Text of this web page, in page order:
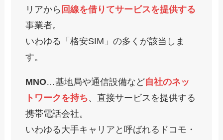
リアから 回線を借りてサービスを提供する
事業者。
いわゆる「格安SIM」の多くが該当しま
す。
MNO…基地局や通信設備など自社のネッ
トワークを持ち、直接サービスを提供する
携帯電話会社。
いわゆる大手キャリアと呼ばれるドコモ・